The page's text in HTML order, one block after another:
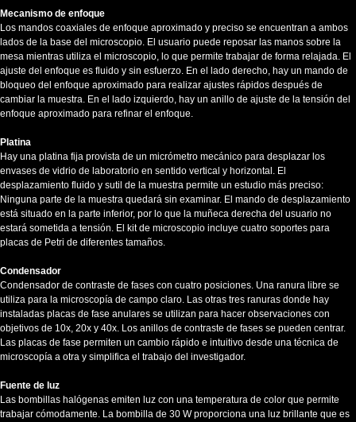
Mecanismo de enfoque
Los mandos coaxiales de enfoque aproximado y preciso se encuentran a ambos
lados de la base del microscopio. El usuario puede reposar las manos sobre la
mesa mientras utiliza el microscopio, lo que permite trabajar de forma relajada. El
ajuste del enfoque es fluido y sin esfuerzo. En el lado derecho, hay un mando de
bloqueo del enfoque aproximado para realizar ajustes rápidos después de
cambiar la muestra. En el lado izquierdo, hay un anillo de ajuste de la tensión del
enfoque aproximado para refinar el enfoque.
Platina
Hay una platina fija provista de un micrómetro mecánico para desplazar los
envases de vidrio de laboratorio en sentido vertical y horizontal. El
desplazamiento fluido y sutil de la muestra permite un estudio más preciso:
Ninguna parte de la muestra quedará sin examinar. El mando de desplazamiento
está situado en la parte inferior, por lo que la muñeca derecha del usuario no
estará sometida a tensión. El kit de microscopio incluye cuatro soportes para
placas de Petri de diferentes tamaños.
Condensador
Condensador de contraste de fases con cuatro posiciones. Una ranura libre se
utiliza para la microscopía de campo claro. Las otras tres ranuras donde hay
instaladas placas de fase anulares se utilizan para hacer observaciones con
objetivos de 10x, 20x y 40x. Los anillos de contraste de fases se pueden centrar.
Las placas de fase permiten un cambio rápido e intuitivo desde una técnica de
microscopía a otra y simplifica el trabajo del investigador.
Fuente de luz
Las bombillas halógenas emiten luz con una temperatura de color que permite
trabajar cómodamente. La bombilla de 30 W proporciona una luz brillante que es